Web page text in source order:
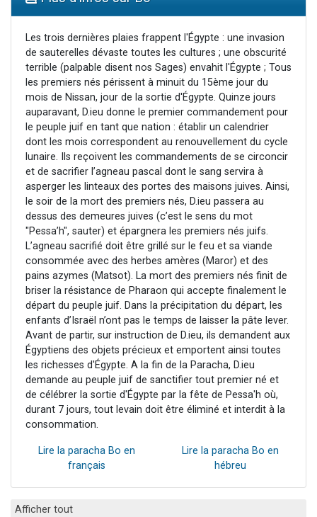
11 personnes viennent de demander une bénédiction
Il reste 49 places pour étudier en groupe sur Zoom
3 personnes viennent de faire un don pour Diane, 80 ans, dans un appartement insalubre
5 personnes viennent de faire un don pour Reloger Rivka, 6 enfants, victime de violences...
Les trois dernières plaies frappent l'Égypte : une invasion
de sauterelles dévaste toutes les cultures ; une obscurité
terrible (palpable disent nos Sages) envahit l'Égypte ; Tous
les premiers nés périssent à minuit du 15ème jour du
mois de Nissan, jour de la sortie d'Égypte. Quinze jours
auparavant, D.ieu donne le premier commandement pour
le peuple juif en tant que nation : établir un calendrier
dont les mois correspondent au renouvellement du cycle
lunaire. Ils reçoivent les commandements de se circoncir
et de sacrifier l’agneau pascal dont le sang servira à
asperger les linteaux des portes des maisons juives. Ainsi,
le soir de la mort des premiers nés, D.ieu passera au
dessus des demeures juives (c’est le sens du mot
"Pessa’h", sauter) et épargnera les premiers nés juifs.
L’agneau sacrifié doit être grillé sur le feu et sa viande
consommée avec des herbes amères (Maror) et des
pains azymes (Matsot). La mort des premiers nés finit de
briser la résistance de Pharaon qui accepte finalement le
départ du peuple juif. Dans la précipitation du départ, les
enfants d’Israël n’ont pas le temps de laisser la pâte lever.
Avant de partir, sur instruction de D.ieu, ils demandent aux
Égyptiens des objets précieux et emportent ainsi toutes
les richesses d'Égypte. A la fin de la Paracha, D.ieu
demande au peuple juif de sanctifier tout premier né et
de célébrer la sortie d'Égypte par la fête de Pessa'h où,
durant 7 jours, tout levain doit être éliminé et interdit à la
consommation.
Lire la paracha Bo en
français
Lire la paracha Bo en
hébreu
Afficher tout